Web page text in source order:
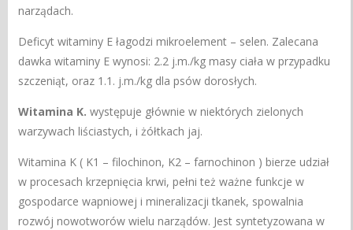
narządach.
Deficyt witaminy E łagodzi mikroelement – selen. Zalecana
dawka witaminy E wynosi: 2.2 j.m./kg masy ciała w przypadku
szczeniąt, oraz 1.1. j.m./kg dla psów dorosłych.
Witamina K. występuje głównie w niektórych zielonych
warzywach liściastych, i żółtkach jaj.
Witamina K ( K1 – filochinon, K2 – farnochinon ) bierze udział
w procesach krzepnięcia krwi, pełni też ważne funkcje w
gospodarce wapniowej i mineralizacji tkanek, spowalnia
rozwój nowotworów wielu narządów. Jest syntetyzowana w